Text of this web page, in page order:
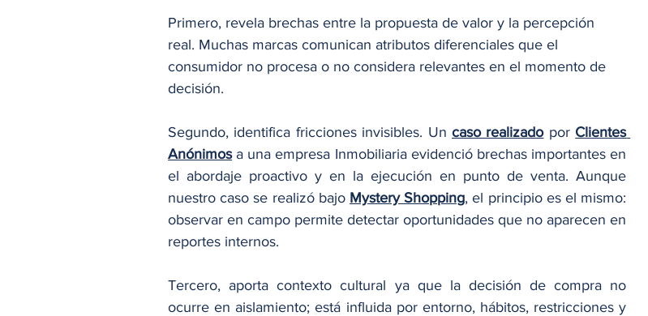
Primero, revela brechas entre la propuesta de valor y la percepción
real. Muchas marcas comunican atributos diferenciales que el
consumidor no procesa o no considera relevantes en el momento de
decisión.
Segundo, identifica fricciones invisibles. Un caso realizado por Clientes
Anónimos a una empresa Inmobiliaria evidenció brechas importantes en
el abordaje proactivo y en la ejecución en punto de venta. Aunque
nuestro caso se realizó bajo Mystery Shopping, el principio es el mismo:
observar en campo permite detectar oportunidades que no aparecen en
reportes internos.
Tercero, aporta contexto cultural ya que la decisión de compra no
ocurre en aislamiento; está influida por entorno, hábitos, restricciones y